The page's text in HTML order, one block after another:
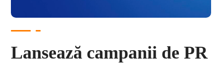
Lansează campanii de PR